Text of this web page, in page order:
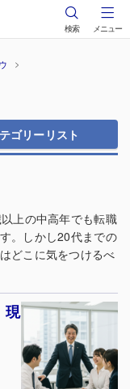
検索 メニュー
ゴリーリスト
上の中高年でも転職
。しかし20代までの
どこに気をつけるべ
現